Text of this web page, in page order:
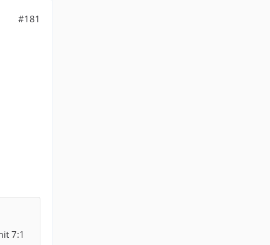
#181
7:1